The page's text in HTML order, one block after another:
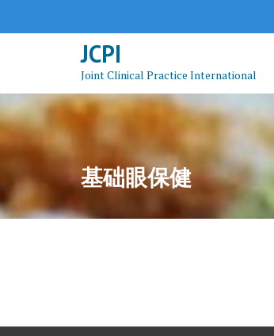
JCPI
Joint Clinical Practice International
基础眼保健